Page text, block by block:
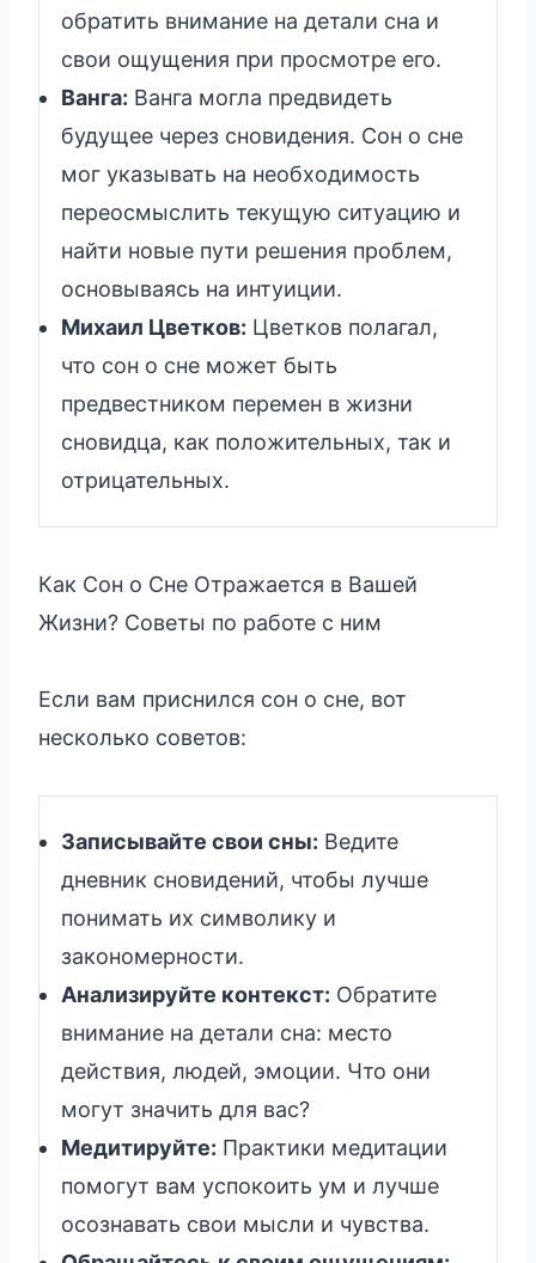
обратить внимание на детали сна и
свои ощущения при просмотре его.
Ванга: Ванга могла предвидеть
будущее через сновидения. Сон о сне
мог указывать на необходимость
переосмыслить текущую ситуацию и
найти новые пути решения проблем,
основываясь на интуиции.
Михаил Цветков: Цветков полагал,
что сон о сне может быть
предвестником перемен в жизни
сновидца, как положительных, так и
отрицательных.
Как Сон о Сне Отражается в Вашей
Жизни? Советы по работе с ним
Если вам приснился сон о сне, вот
несколько советов:
Записывайте свои сны: Ведите
дневник сновидений, чтобы лучше
понимать их символику и
закономерности.
Анализируйте контекст: Обратите
внимание на детали сна: место
действия, людей, эмоции. Что они
могут значить для вас?
Медитируйте: Практики медитации
помогут вам успокоить ум и лучше
осознавать свои мысли и чувства.